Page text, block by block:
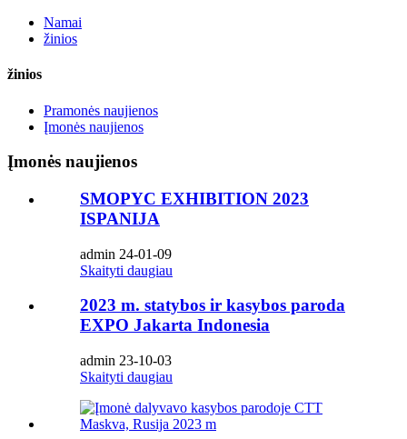
Namai
žinios
žinios
Pramonės naujienos
Įmonės naujienos
Įmonės naujienos
SMOPYC EXHIBITION 2023
ISPANIJA
admin 24-01-09
Skaityti daugiau
2023 m. statybos ir kasybos paroda
EXPO Jakarta Indonesia
admin 23-10-03
Skaityti daugiau